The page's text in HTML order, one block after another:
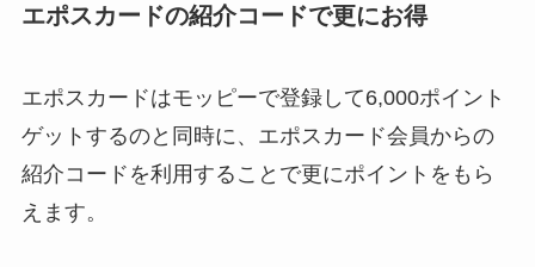
エポスカードの紹介コードで更にお得
エポスカードはモッピーで登録して6,000ポイント
ゲットするのと同時に、エポスカード会員からの
紹介コードを利用することで更にポイントをもら
えます。